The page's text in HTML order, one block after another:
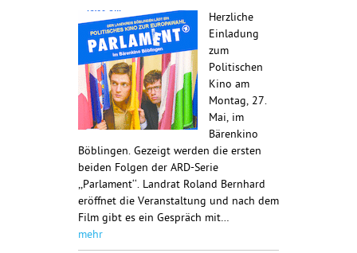
Herzliche
Einladung
zum
Politischen
Kino am
Montag, 27.
Mai, im
Bärenkino
Böblingen. Gezeigt werden die ersten
beiden Folgen der ARD-Serie
,,Parlament‘‘. Landrat Roland Bernhard
eröffnet die Veranstaltung und nach dem
Film gibt es ein Gespräch mit…
mehr